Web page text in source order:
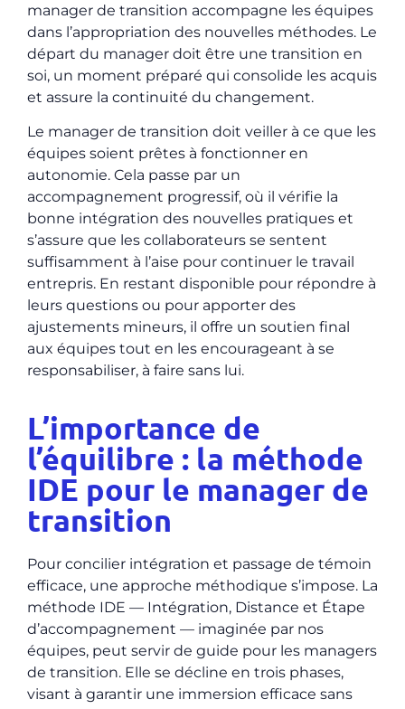
manager de transition accompagne les équipes
dans l’appropriation des nouvelles méthodes. Le
départ du manager doit être une transition en
soi, un moment préparé qui consolide les acquis
et assure la continuité du changement.
Le manager de transition doit veiller à ce que les
équipes soient prêtes à fonctionner en
autonomie. Cela passe par un
accompagnement progressif, où il vérifie la
bonne intégration des nouvelles pratiques et
s’assure que les collaborateurs se sentent
suffisamment à l’aise pour continuer le travail
entrepris. En restant disponible pour répondre à
leurs questions ou pour apporter des
ajustements mineurs, il offre un soutien final
aux équipes tout en les encourageant à se
responsabiliser, à faire sans lui.
L’importance de
l’équilibre : la méthode
IDE pour le manager de
transition
Pour concilier intégration et passage de témoin
efficace, une approche méthodique s’impose. La
méthode IDE — Intégration, Distance et Étape
d’accompagnement — imaginée par nos
équipes, peut servir de guide pour les managers
de transition. Elle se décline en trois phases,
visant à garantir une immersion efficace sans